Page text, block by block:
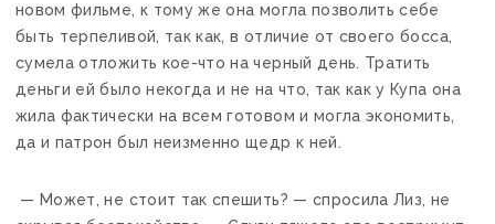
новом фильме, к тому же она могла позволить себе
быть терпеливой, так как, в отличие от своего босса,
сумела отложить кое-что на черный день. Тратить
деньги ей было некогда и не на что, так как у Купа она
жила фактически на всем готовом и могла экономить,
да и патрон был неизменно щедр к ней.
— Может, не стоит так спешить? — спросила Лиз, не